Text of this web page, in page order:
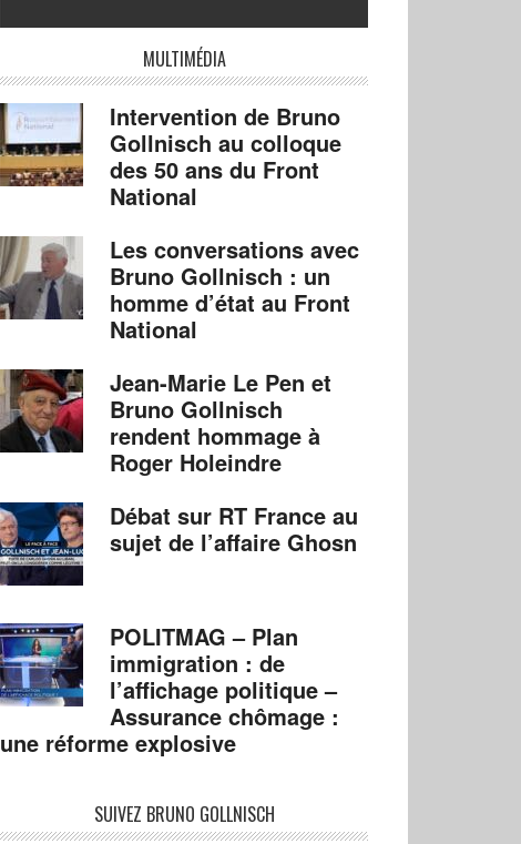
MULTIMÉDIA
Intervention de Bruno
Gollnisch au colloque
des 50 ans du Front
National
Les conversations avec
Bruno Gollnisch : un
homme d’état au Front
National
Jean-Marie Le Pen et
Bruno Gollnisch
rendent hommage à
Roger Holeindre
Débat sur RT France au
sujet de l’affaire Ghosn
POLITMAG – Plan
immigration : de
l’affichage politique –
Assurance chômage :
une réforme explosive
SUIVEZ BRUNO GOLLNISCH